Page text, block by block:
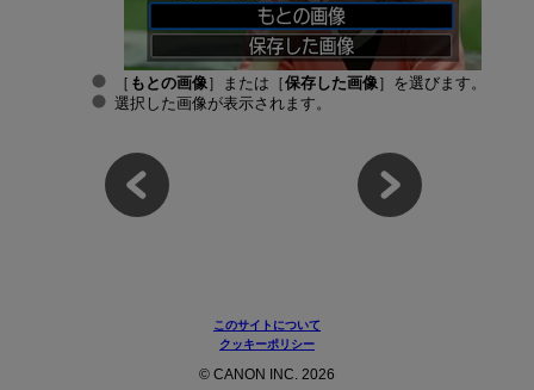
［ もとの画像 ］または［保存した画像 ］を選びます。
選択した画像が表示されます。
このサイトについて
クッキーポリシー
© CANON INC. 2026